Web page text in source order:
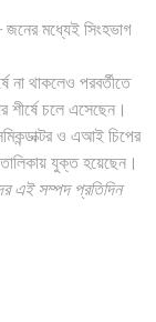
জনের মধ্যেই সিংহভাগ
না থাকলেও পরবর্তীতে
শীর্ষে চলে এসেছেন।
ও এআই চিপের
তালিকায় যুক্ত হয়েছেন।
এই সম্পদ প্রতিদিন